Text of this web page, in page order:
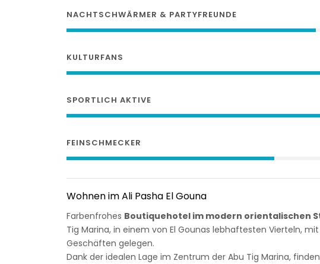
NACHTSCHWÄRMER & PARTYFREUNDE
KULTURFANS
SPORTLICH AKTIVE
FEINSCHMECKER
Wohnen im Ali Pasha El Gouna
Farbenfrohes Boutiquehotel im modern orientalischen
Tig Marina, in einem von El Gounas lebhaftesten Vierteln,
Geschäften gelegen.
Dank der idealen Lage im Zentrum der Abu Tig Marina,